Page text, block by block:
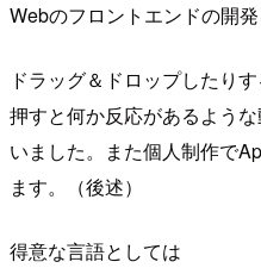
Webのフロントエンドの開発
ドラッグ＆ドロップしたり
押すと何か反応があるよう
いました。また個人制作で
ます。（後述）
得意な言語としては